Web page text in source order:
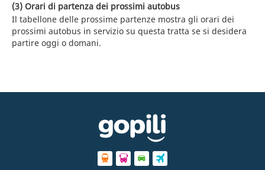
(3) Orari di partenza dei prossimi autobus
Il tabellone delle prossime partenze mostra gli orari dei
prossimi autobus in servizio su questa tratta se si desidera
partire oggi o domani.